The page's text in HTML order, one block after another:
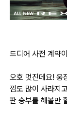
드디어 사전 계약
오호 멋진데요! 웅
낌도 많이 사라지
판 승부를 해볼만